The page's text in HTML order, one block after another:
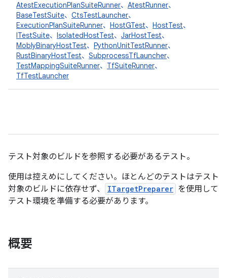
AtestExecutionPlanSuiteRunner、 AtestRunner、
BaseTestSuite、 CtsTestLauncher、
ExecutionPlanSuiteRunner、 HostGTest、 HostTest、
ITestSuite、 IsolatedHostTest、 JarHostTest、
MoblyBinaryHostTest、 PythonUnitTestRunner、
RustBinaryHostTest、 SubprocessTfLauncher、
TestMappingSuiteRunner、 TfSuiteRunner、
TfTestLauncher
テスト対象のビルドを参照する必要があるテスト。
使用は控えめにしてください。ほとんどのテストはテスト
対象のビルドに依存せず、
ITargetPreparer を使用して
テスト環境を準備する必要があります。
概要